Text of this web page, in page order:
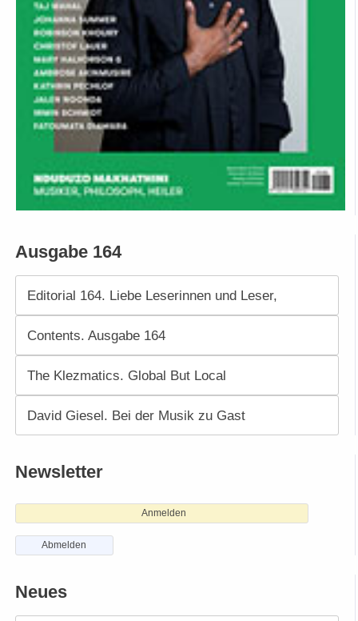
Ausgabe 164
Editorial 164. Liebe Leserinnen und Leser,
Contents. Ausgabe 164
The Klezmatics. Global But Local
David Giesel. Bei der Musik zu Gast
Newsletter
Anmelden
Abmelden
Neues